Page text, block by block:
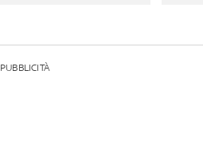
PUBBLICITÀ